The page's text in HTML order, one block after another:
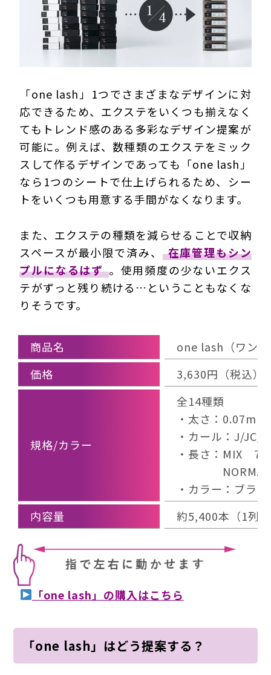
「one lash」1つでさまざまなデザインに対
応できるため、エクステをいくつも揃えなく
てもトレンド感のある多彩なデザイン提案が
可能に。例えば、数種類のエクステをミック
スして作るデザインであっても「one lash」
なら1つのシートで仕上げられるため、シー
トをいくつも用意する手間がなくなります。
また、エクステの種類を減らせることで収納
スペースが最小限で済み、
在庫管理もシン
プルになるはず 。使用頻度の少ないエクス
テがずっと残り続ける…ということもなくな
りそうです。
商品名
one lash（ワン
価格
3,630円（税込）
規格/カラー
全14種類
・太さ：0.07mm
・カール：J/JC/
・長さ：MIX 7
NORMAL 7
・カラー：ブラ
内容量
約5,400本（1列
「one lash」の購入はこちら
「one lash」はどう提案する？